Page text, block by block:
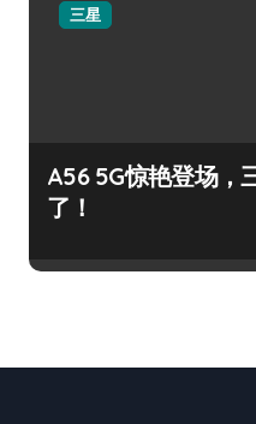
三星
A56 5G惊艳登场，
了！